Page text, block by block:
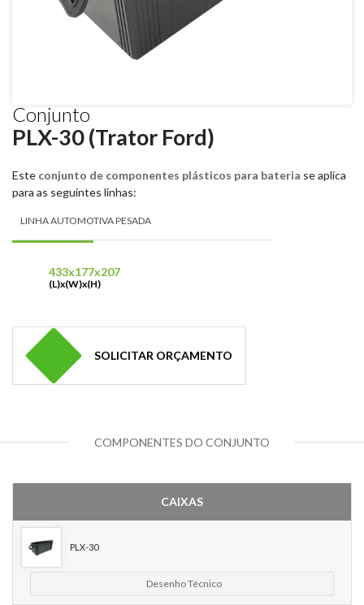
Conjunto
PLX-30 (Trator Ford)
Este conjunto de componentes plásticos para bateria se aplica
para as seguintes linhas:
LINHA AUTOMOTIVA PESADA
433x177x207
(L)x(W)x(H)
SOLICITAR ORÇAMENTO
COMPONENTES DO CONJUNTO
CAIXAS
PLX-30
Desenho Técnico